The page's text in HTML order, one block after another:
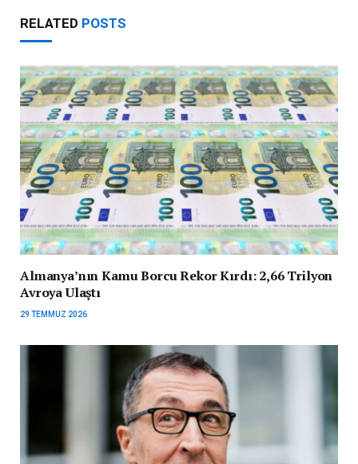
RELATED POSTS
Almanya’nın Kamu Borcu Rekor Kırdı: 2,66 Trilyon
Avroya Ulaştı
29 TEMMUZ 2026